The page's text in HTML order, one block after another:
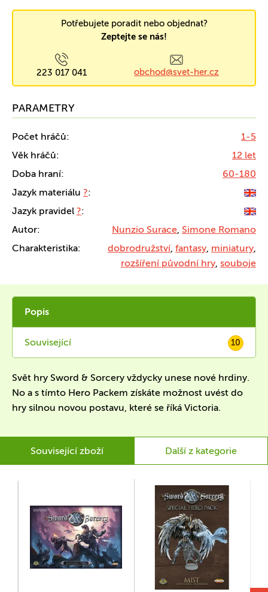
Potřebujete poradit nebo objednat?
Zeptejte se nás!
223 017 041 obchod@svet-her.cz
PARAMETRY
Počet hráčů:
1-5
Věk hráčů:
12 let
Doba hraní:
60-180
Jazyk materiálu ?:
Jazyk pravidel ?:
Autor:
Nunzio Surace, Simone Romano
Charakteristika:
dobrodružství, fantasy, miniatury,
rozšíření původní hry, souboje
Popis
Související 10
Svět hry Sword & Sorcery vždycky unese nové hrdiny.
No a s tímto Hero Packem získáte možnost uvést do
hry silnou novou postavu, které se říká Victoria.
Související zboží Další z kategorie